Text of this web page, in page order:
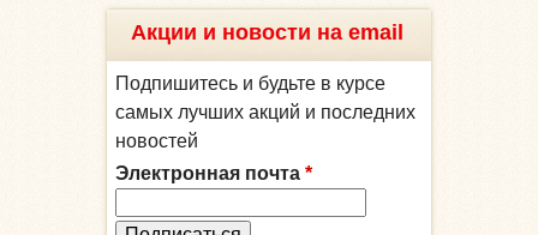
Акции и новости на email
Подпишитесь и будьте в курсе
самых лучших акций и последних
новостей
Электронная почта *